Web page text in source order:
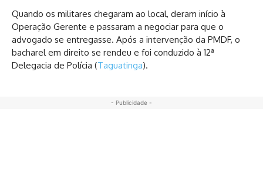
Quando os militares chegaram ao local, deram início à
Operação Gerente e passaram a negociar para que o
advogado se entregasse. Após a intervenção da PMDF, o
bacharel em direito se rendeu e foi conduzido à 12ª
Delegacia de Polícia (Taguatinga).
- Publicidade -